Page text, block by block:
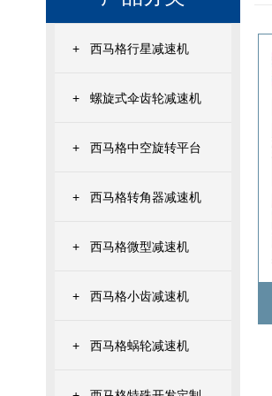
+ 西马格行星减速机
+ 螺旋式伞齿轮减速机
+ 西马格中空旋转平台
+ 西马格转角器减速机
+ 西马格微型减速机
+ 西马格小齿减速机
+ 西马格蜗轮减速机